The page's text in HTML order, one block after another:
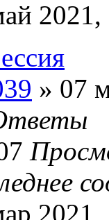
2021,
» 07
2021,